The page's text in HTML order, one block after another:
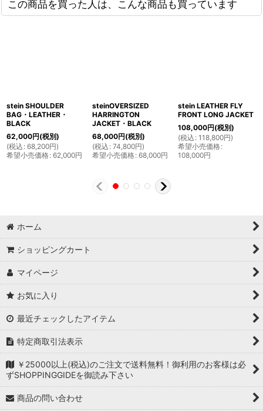
この商品を買った人は、こんな商品も買っています
stein SHOULDER
BAG・LEATHER・
BLACK
62,000円(税別)
(税込 : 68,200円)
希望小売価格: 62,000円
steinOVERSIZED
HARRINGTON
JACKET・BLACK
68,000円(税別)
(税込 : 74,800円)
希望小売価格: 68,000円
stein LEATHER FLY
FRONT LONG JACKET
108,000円(税別)
(税込 : 118,800円)
希望小売価格:
108,000円
ホーム
ショッピングカート
マイページ
お気に入り
最近チェックしたアイテム
特定商取引法表示
￥25000以上(税込)のご注文で送料無料！御利用のお客様は必
ずSHOPPINGGIDEを御読み下さい
商品の問い合わせ